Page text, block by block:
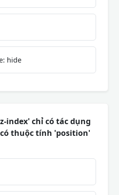
hide
index' chỉ có tác dụng
thuộc tính 'position'